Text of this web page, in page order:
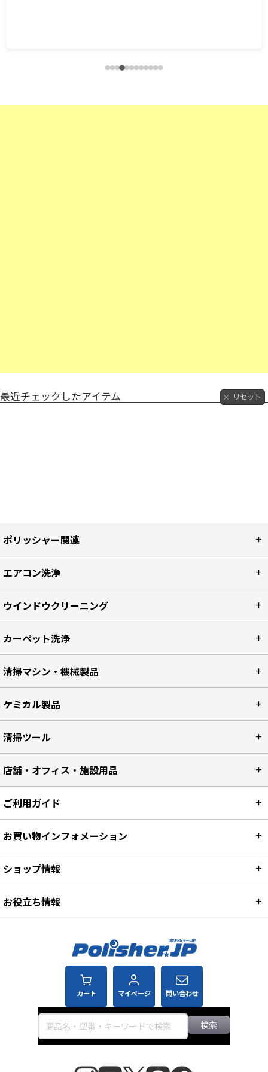
最近チェックしたアイテム リセット
ポリッシャー関連
エアコン洗浄
ウインドウクリーニング
カーペット洗浄
清掃マシン・機械製品
ケミカル製品
清掃ツール
店舗・オフィス・施設用品
カート マイページ 問い合わせ
検索
ご利用ガイド
お買い物インフォメーション
ショップ情報
お役立ち情報